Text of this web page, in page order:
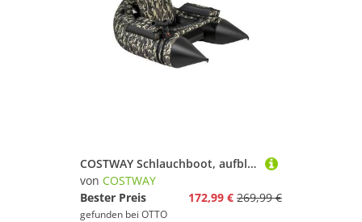
COSTWAY Schlauchboot, aufblasbares Angelboot mit verstellbarer Rückenlehne
von COSTWAY
Bester Preis
172,99 € 269,99 €
gefunden bei OTTO